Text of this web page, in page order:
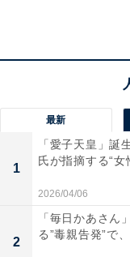
カルディの「キム
しておきたい絶品
かつや、揚げずに
20日から生協共同
業務スーパーの保
最新
1
「愛子天皇」誕
氏が指摘する“女
2026/04/06
2
「毎日かあさん
る”毒親告発”で